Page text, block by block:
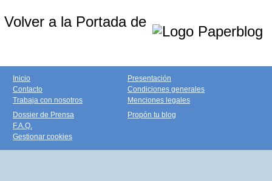
Volver a la Portada de
Inicio
Contacto
Trabaja con nosotros
Presentación
Condiciones generales
Menciones legales
Dossier de Prensa
F.A.Q.
Gestionar cookies
Propón tu blog